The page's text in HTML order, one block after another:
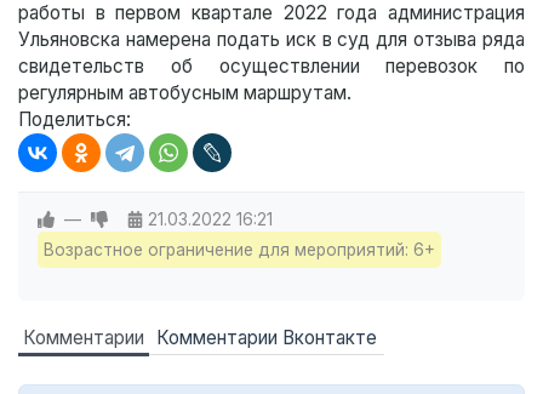
работы в первом квартале 2022 года администрация
Ульяновска намерена подать иск в суд для отзыва ряда
свидетельств об осуществлении перевозок по
регулярным автобусным маршрутам.
Поделиться:
— 21.03.2022 16:21
Возрастное ограничение для мероприятий: 6+
Комментарии Комментарии Вконтакте